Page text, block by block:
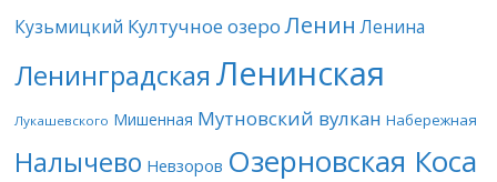
Кузьмицкий Култучное озеро Ленин Ленина
Ленинградская Ленинская
Лукашевского Мишенная Мутновский вулкан Набережная
Налычево Невзоров Озерновская Коса